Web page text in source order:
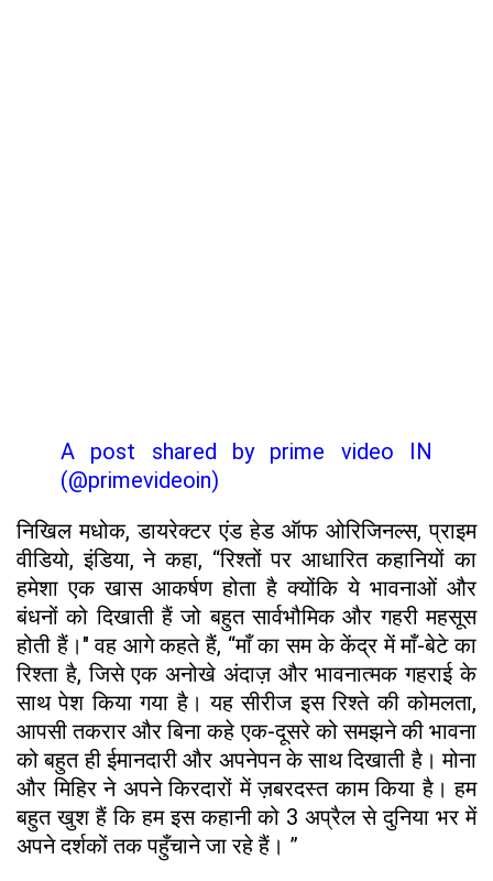
A post shared by prime video IN
(@primevideoin)
निखिल मधोक, डायरेक्टर एंड हेड ऑफ ओरिजिनल्स, प्राइम
वीडियो, इंडिया, ने कहा, “रिश्तों पर आधारित कहानियों का
हमेशा एक खास आकर्षण होता है क्योंकि ये भावनाओं और
बंधनों को दिखाती हैं जो बहुत सार्वभौमिक और गहरी महसूस
होती हैं।" वह आगे कहते हैं, “माँ का सम के केंद्र में माँ-बेटे का
रिश्ता है, जिसे एक अनोखे अंदाज़ और भावनात्मक गहराई के
साथ पेश किया गया है। यह सीरीज इस रिश्ते की कोमलता,
आपसी तकरार और बिना कहे एक-दूसरे को समझने की भावना
को बहुत ही ईमानदारी और अपनेपन के साथ दिखाती है। मोना
और मिहिर ने अपने किरदारों में ज़बरदस्त काम किया है। हम
बहुत खुश हैं कि हम इस कहानी को 3 अप्रैल से दुनिया भर में
अपने दर्शकों तक पहुँचाने जा रहे हैं। ”